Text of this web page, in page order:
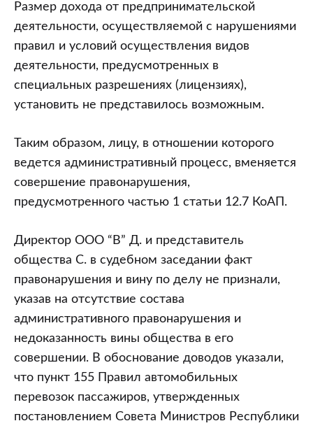
Размер дохода от предпринимательской
деятельности, осуществляемой с нарушениями
правил и условий осуществления видов
деятельности, предусмотренных в
специальных разрешениях (лицензиях),
установить не представилось возможным.
Таким образом, лицу, в отношении которого
ведется административный процесс, вменяется
совершение правонарушения,
предусмотренного частью 1 статьи 12.7 КоАП.
Директор ООО “В” Д. и представитель
общества С. в судебном заседании факт
правонарушения и вину по делу не признали,
указав на отсутствие состава
административного правонарушения и
недоказанность вины общества в его
совершении. В обоснование доводов указали,
что пункт 155 Правил автомобильных
перевозок пассажиров, утвержденных
постановлением Совета Министров Республики